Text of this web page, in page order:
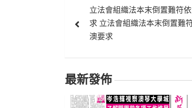
章
覽
立法會組織法本末倒置難符
求 立法會組織法本末倒置難
澳要求
最新發佈